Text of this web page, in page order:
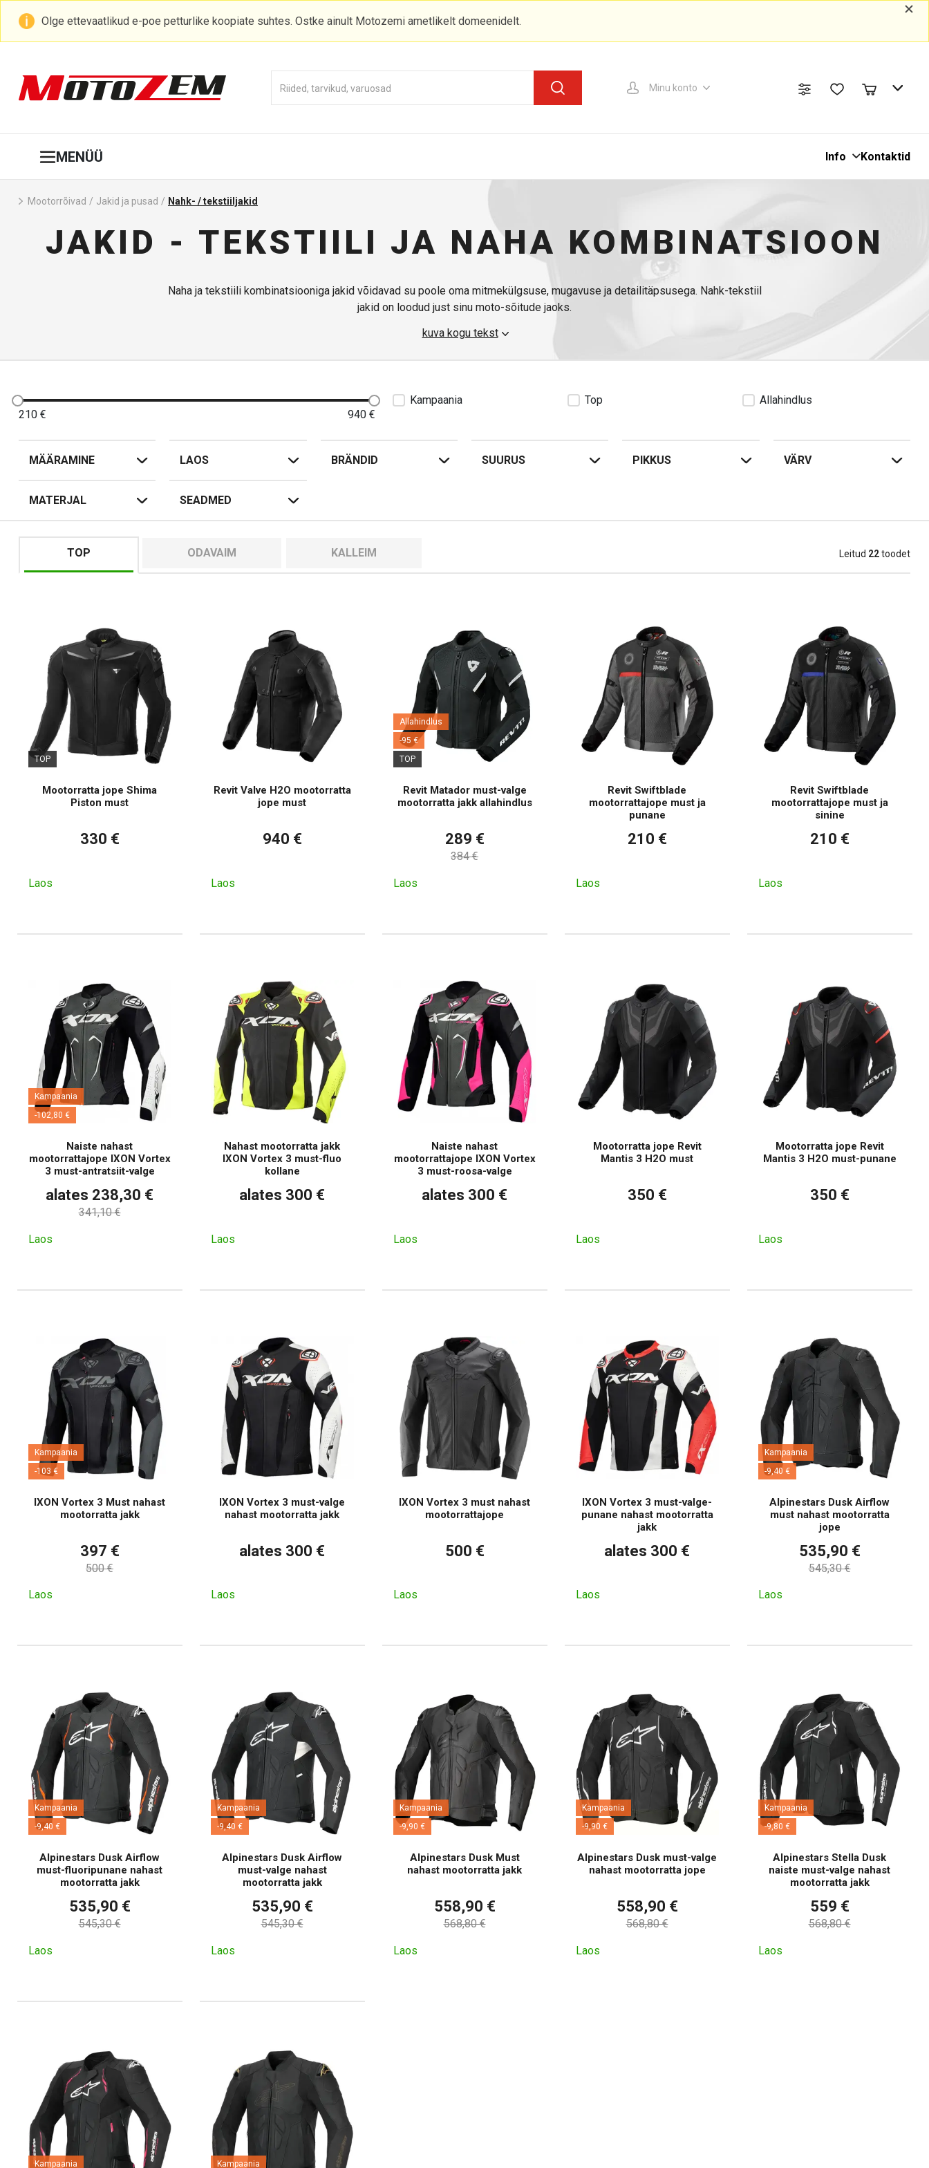
Olge ettevaatlikud e-poe petturlike koopiate suhtes. Ostke ainult Motozemi ametlikelt domeenidelt.
Minu konto
MENÜÜ Info Kontaktid
Mootorrõivad / Jakid ja pusa­d / Nahk- / tekstiiljakid
JAKID - TEKSTIILI JA NAHA KOMBINATSIOON
Naha ja tekstiili kombinatsiooniga jakid võidavad su poole oma mitmekülgsuse, mugavuse ja detailitäpsusega. Nahk-tekstiil
jakid on loodud just sinu moto-sõitude jaoks.
Videojuhend: kuidas valida mootorrattajakki
kuva kogu tekst
210 € 940 €
Kampaania Top Allahindlus
MÄÄRAMINE LAOS BRÄNDID SUURUS PIKKUS VÄRV
MATERJAL SEADMED
Leitud 22toodet
TOP ODAVAIM KALLEIM
TOP
Mootorratta jope Shima
Piston must
330 €
Laos
Revit Valve H2O mootorratta
jope must
940 €
Laos
Allahindlus
-95 €
TOP
Revit Matador must-valge
mootorratta jakk allahindlus
289 €
384 €
Laos
Revit Swiftblade
mootorrattajope must ja
punane
210 €
Laos
Revit Swiftblade
mootorrattajope must ja
sinine
210 €
Laos
Kampaania
-102,80 €
Naiste nahast
mootorrattajope IXON Vortex
3 must-antratsiit-valge
alates 238,30 €
341,10 €
Laos
Nahast mootorratta jakk
IXON Vortex 3 must-fluo
kollane
alates 300 €
Laos
Naiste nahast
mootorrattajope IXON Vortex
3 must-roosa-valge
alates 300 €
Laos
Mootorratta jope Revit
Mantis 3 H2O must
350 €
Laos
Mootorratta jope Revit
Mantis 3 H2O must-punane
350 €
Laos
Kampaania
-103 €
IXON Vortex 3 Must nahast
mootorratta jakk
397 €
500 €
Laos
IXON Vortex 3 must-valge
nahast mootorratta jakk
alates 300 €
Laos
IXON Vortex 3 must nahast
mootorrattajope
500 €
Laos
IXON Vortex 3 must-valge-
punane nahast mootorratta
jakk
alates 300 €
Laos
Kampaania
-9,40 €
Alpinestars Dusk Airflow
must nahast mootorratta
jope
535,90 €
545,30 €
Laos
Kampaania
-9,40 €
Alpinestars Dusk Airflow
must-fluoripunane nahast
mootorratta jakk
535,90 €
545,30 €
Laos
Kampaania
-9,40 €
Alpinestars Dusk Airflow
must-valge nahast
mootorratta jakk
535,90 €
545,30 €
Laos
Kampaania
-9,90 €
Alpinestars Dusk Must
nahast mootorratta jakk
558,90 €
568,80 €
Laos
Kampaania
-9,90 €
Alpinestars Dusk must-valge
nahast mootorratta jope
558,90 €
568,80 €
Laos
Kampaania
-9,80 €
Alpinestars Stella Dusk
naiste must-valge nahast
mootorratta jakk
559 €
568,80 €
Laos
Kampaania Kampaania